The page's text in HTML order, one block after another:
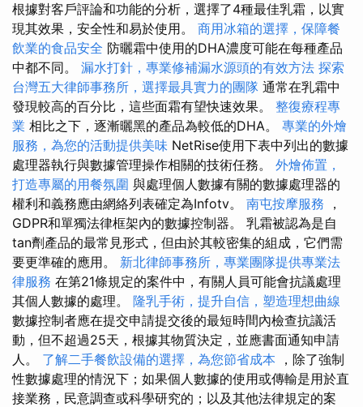
根據對客戶評論和功能的分析，選擇了4種最佳乳霜，以實
現其效果，安全性和易於使用。 商用冰箱的選擇，保障餐
飲業的食品安全 防曬霜中使用的DHA濃度可能在每種產品
中都不同。 漏水打針，專業修補漏水源頭的有效方法 探索
台灣五大律師事務所，選擇最具實力的團隊 通常在乳霜中
發現較高的百分比，這些面霜有望快速效果。 整復療程專
業 相比之下，逐漸曬黑的產品為較低的DHA。 專業的外燴
服務，為您的活動提供美味 NetRise使用下表中列出的數據
處理器執行與數據管理操作相關的技術任務。 外燴佈置，
打造專屬的用餐氛圍 與處理個人數據有關的數據處理器的
權利和義務應由網絡列表確定為Infotv。 南屯按摩服務
，
GDPR和單獨法律框架內的數據控制器。 乳霜被認為是自
tan劑產品的最常見形式，但由於其較密集的組成，它們需
要更準確的應用。 新北律師事務所，專業團隊提供專業法
律服務 在第21條規定的案件中，有關人員可能會抗議處理
其個人數據的處理。 隆乳手術，提升自信，塑造理想曲線
數據控制者應在提交申請提交後的最短時間內檢查抗議活
動，但不超過25天，根據其物質決定，並應書面通知申請
人。 了解二手餐飲設備的選擇，為您節省成本 ，除了強制
性數據處理的情況下；如果個人數據的使用或傳輸是用於直
接業務，民意調查或科學研究的；以及其他法律規定的案